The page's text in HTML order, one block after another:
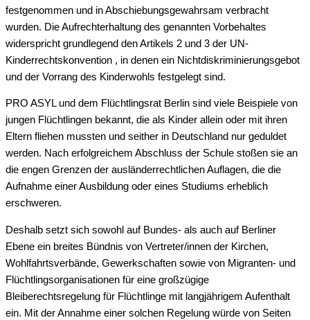
festgenommen und in Abschiebungsgewahrsam verbracht
wurden. Die Aufrechterhaltung des genannten Vorbehaltes
widerspricht grundlegend den Artikels 2 und 3 der UN-
Kinderrechtskonvention , in denen ein Nichtdiskriminierungsgebot
und der Vorrang des Kinderwohls festgelegt sind.
PRO ASYL und dem Flüchtlingsrat Berlin sind viele Beispiele von
jungen Flüchtlingen bekannt, die als Kinder allein oder mit ihren
Eltern fliehen mussten und seither in Deutschland nur geduldet
werden. Nach erfolgreichem Abschluss der Schule stoßen sie an
die engen Grenzen der ausländerrechtlichen Auflagen, die die
Aufnahme einer Ausbildung oder eines Studiums erheblich
erschweren.
Deshalb setzt sich sowohl auf Bundes- als auch auf Berliner
Ebene ein breites Bündnis von Vertreter/innen der Kirchen,
Wohlfahrtsverbände, Gewerkschaften sowie von Migranten- und
Flüchtlingsorganisationen für eine großzügige
Bleiberechtsregelung für Flüchtlinge mit langjährigem Aufenthalt
ein. Mit der Annahme einer solchen Regelung würde von Seiten